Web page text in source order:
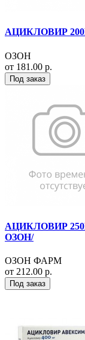
АЦИКЛОВИР
ОЗОН
от 181.00 р.
Под заказ
АЦИКЛОВИР
ОЗОН/
ОЗОН ФАРМ
от 212.00 р.
Под заказ